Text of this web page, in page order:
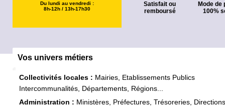
Du lundi au vendredi :
8h-12h / 13h-17h30
Satisfait ou
remboursé
Mode de
100%
Vos univers métiers
Collectivités locales : Mairies, Etablissements Publics
Intercommunalités, Départements, Régions...
Administration : Ministères, Préfectures, Trésoreries, Directions